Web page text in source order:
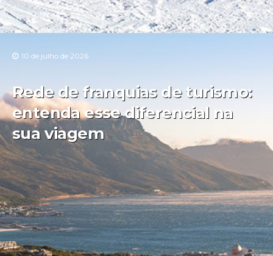
10 de julho de 2026
Rede de franquias de turismo:
entenda esse diferencial na
sua viagem